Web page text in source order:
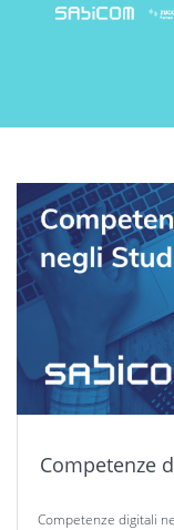
Competenze
Competenze digitali